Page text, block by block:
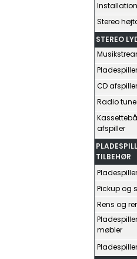
Stereo
STEREO
CD afspiller
Radio
afspiller
TILBEHØR
Pladespiller
Pickup og
Rens og
møbler